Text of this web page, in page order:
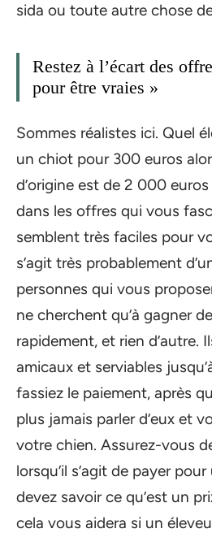
sida ou toute autre chose
Restez à l’écart des
pour être vraies »
Sommes réalistes ici. Quel
un chiot pour 300 euros
d’origine est de 2 000
dans les offres qui vous
semblent très faciles pour
s’agit très probablement
personnes qui vous
ne cherchent qu’à gagner
rapidement, et rien d’autre.
amicaux et serviables
fassiez le paiement, après
plus jamais parler d’eux et
votre chien. Assurez-vous
lorsqu’il s’agit de payer
devez savoir ce qu’est un
cela vous aidera si un